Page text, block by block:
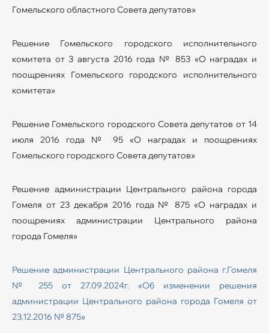
Гомельского областного Совета депутатов»
Решение Гомельского городского исполнительного
комитета от 3 августа 2016 года № 853 «О наградах и
поощрениях Гомельского городского исполнительного
комитета»
Решение Гомельского городского Совета депутатов от 14
июля 2016 года № 95 «О наградах и поощрениях
Гомельского городского Совета депутатов»
Решение администрации Центрального района города
Гомеля от 23 декабря 2016 года № 875 «О наградах и
поощрениях администрации Центрального района
города Гомеля»
Решение администрации Центрального района г.Гомеля
№ 255 от 27.09.2024г. «Об изменении решения
администрации Центрального района города Гомеля от
23.12.2016 № 875»